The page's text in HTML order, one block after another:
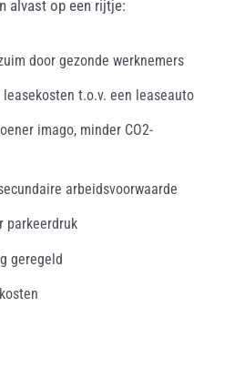
alvast op een rijtje:
door gezonde werknemers
t.o.v. een leaseauto
imago, minder CO2-
arbeidsvoorwaarde
parkeerdruk
geregeld